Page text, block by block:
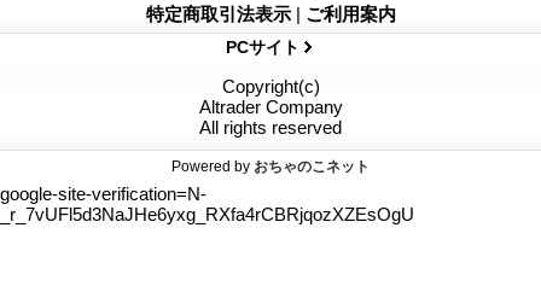
特定商取引法表示 | ご利用案内
PCサイト
Copyright(c)
Altrader Company
All rights reserved
Powered by おちゃのこネット
google-site-verification=N-
_r_7vUFl5d3NaJHe6yxg_RXfa4rCBRjqozXZEsOgU